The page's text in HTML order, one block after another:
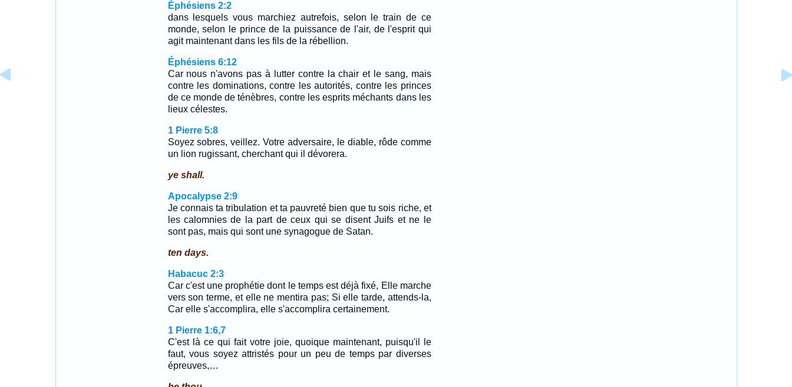
Éphésiens 2:2
dans lesquels vous marchiez autrefois, selon le train de ce
monde, selon le prince de la puissance de l'air, de l'esprit qui
agit maintenant dans les fils de la rébellion.
Éphésiens 6:12
Car nous n'avons pas à lutter contre la chair et le sang, mais
contre les dominations, contre les autorités, contre les princes
de ce monde de ténèbres, contre les esprits méchants dans les
lieux célestes.
1 Pierre 5:8
Soyez sobres, veillez. Votre adversaire, le diable, rôde comme
un lion rugissant, cherchant qui il dévorera.
ye shall.
Apocalypse 2:9
Je connais ta tribulation et ta pauvreté bien que tu sois riche, et
les calomnies de la part de ceux qui se disent Juifs et ne le
sont pas, mais qui sont une synagogue de Satan.
ten days.
Habacuc 2:3
Car c'est une prophétie dont le temps est déjà fixé, Elle marche
vers son terme, et elle ne mentira pas; Si elle tarde, attends-la,
Car elle s'accomplira, elle s'accomplira certainement.
1 Pierre 1:6,7
C'est là ce qui fait votre joie, quoique maintenant, puisqu'il le
faut, vous soyez attristés pour un peu de temps par diverses
épreuves,…